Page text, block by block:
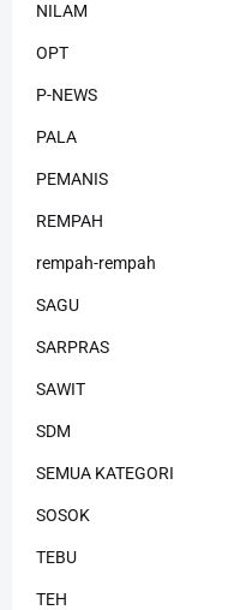
NILAM
OPT
P-NEWS
PALA
PEMANIS
REMPAH
rempah-rempah
SAGU
SARPRAS
SAWIT
SDM
SEMUA KATEGORI
SOSOK
TEBU
TEH